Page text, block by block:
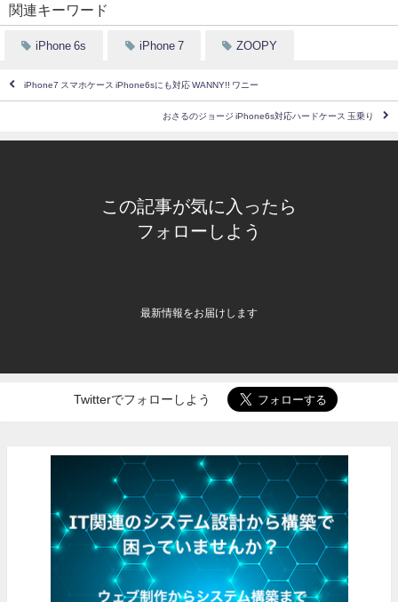
関連キーワード
iPhone 6s iPhone 7 ZOOPY
iPhone7 スマホケース iPhone6sにも対応 WANNY!! ワニー
おさるのジョージ iPhone6s対応ハードケース 玉乗り
この記事が気に入ったら
フォローしよう
最新情報をお届けします
Twitterでフォローしよう